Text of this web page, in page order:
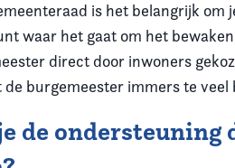
is het belangrijk
waar het gaat om het
direct door inwoners
burgemeester immers te veel
de